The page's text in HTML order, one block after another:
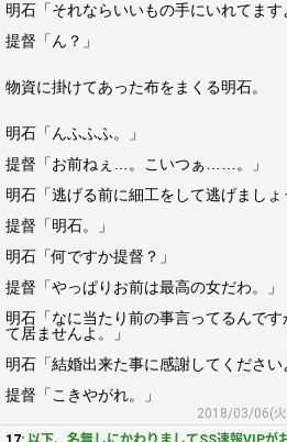
明石「それならいいもの手にいれてます
提督「ん？」
物資に掛けてあった布をまくる明石。
明石「んふふふ。」
提督「お前ねぇ…。こいつぁ……。」
明石「逃げる前に細工をして逃げましょ
提督「明石。」
明石「何ですか提督？」
提督「やっぱりお前は最高の女だわ。」
明石「なに当たり前の事言ってるんで
て居ませんよ。」
明石「結婚出来た事に感謝してください
提督「こきやがれ。」
2018/03/06(